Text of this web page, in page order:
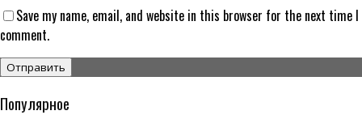
Save my name, email, and website in this browser for the next time I
comment.
Популярное